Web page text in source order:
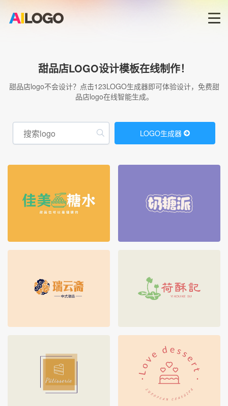
LOGO生成器→
商标版权
甜品店LOGO设计模板在线制作！
甜品店logo不会设计？点击123LOGO生成器即可体验设计，免费甜
品店logo在线智能生成。
LOGO生成器